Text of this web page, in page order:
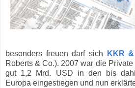
besonders freuen darf sich
KKR
Roberts & Co.). 2007 war die
gut 1,2 Mrd. USD in den bis
Europa eingestiegen und nun